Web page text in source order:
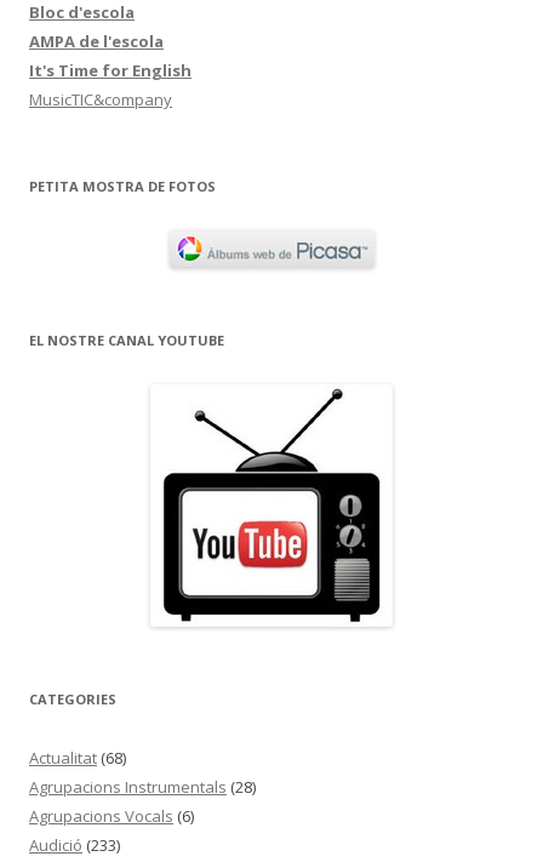
Bloc d'escola
AMPA de l'escola
It's Time for English
MusicTIC&company
PETITA MOSTRA DE FOTOS
EL NOSTRE CANAL YOUTUBE
CATEGORIES
Actualitat (68)
Agrupacions Instrumentals (28)
Agrupacions Vocals (6)
Audició (233)